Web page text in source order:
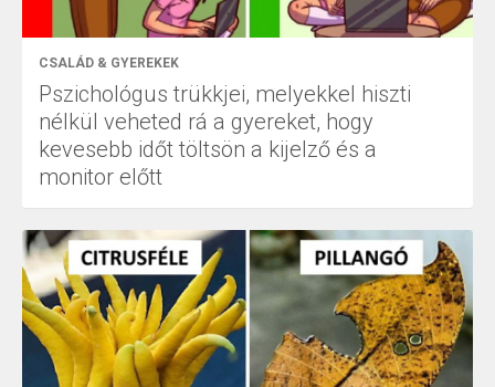
CSALÁD & GYEREKEK
Pszichológus trükkjei, melyekkel hiszti
nélkül veheted rá a gyereket, hogy
kevesebb időt töltsön a kijelző és a
monitor előtt